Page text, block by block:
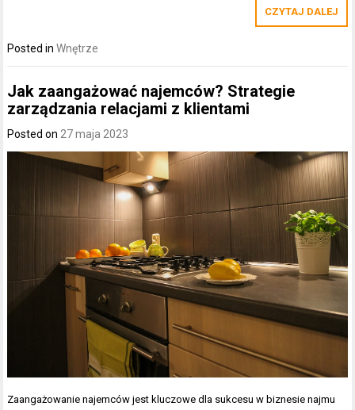
CZYTAJ DALEJ
Posted inWnętrze
Jak zaangażować najemców? Strategie
zarządzania relacjami z klientami
Posted on 27 maja 2023
Zaangażowanie najemców jest kluczowe dla sukcesu w biznesie najmu